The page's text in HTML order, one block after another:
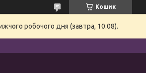
Кошик
робочого дня (завтра, 10.08).